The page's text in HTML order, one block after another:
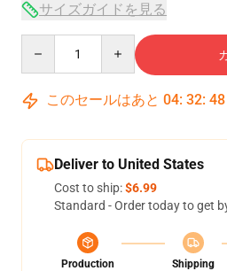
サイズガイドを見る
このセールはあと 04: 32: 47
Deliver to United States
Cost to ship:$6.99
Standard - Order today to get
Production
Shipping